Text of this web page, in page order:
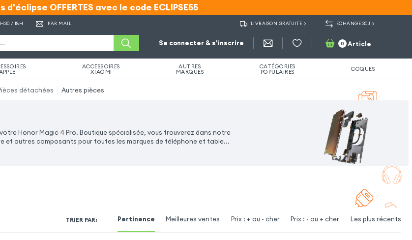
d'éclipse OFFERTES avec le code ECLIPSE55
d'éclipse OFFERTES avec le code ECLIPSE55
/ 18H PAR MAIL LIVRAISON GRATUITE ECHANGE 30J
Se connecter & s'inscrire 0 Article
ACCESSOIRES
XIAOMI
AUTRES
MARQUES
CATÉGORIES
POPULAIRES COQUES
détachées Autres pièces
Honor Magic 4 Pro. Boutique spécialisée, vous trouverez dans notre
autres composants pour toutes les marques de téléphone et table...
TRIER PAR: Pertinence Meilleures ventes Prix : + au - cher Prix : - au + cher Les plus récents